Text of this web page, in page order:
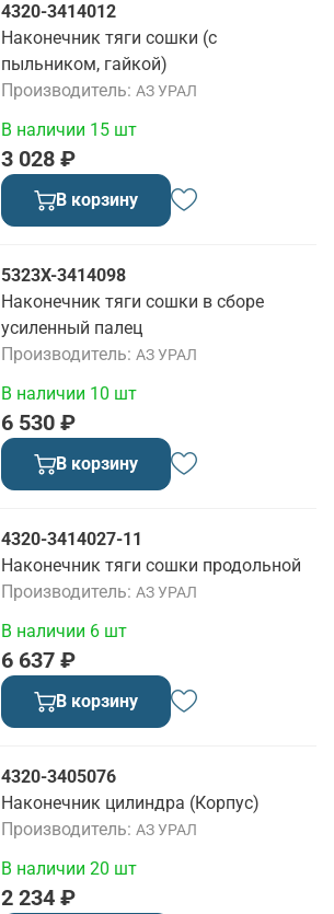
4320-3414012
Наконечник тяги сошки (с
пыльником, гайкой)
Производитель АЗ УРАЛ
3 028 ₽
В наличии 15 шт
В корзину
5323Х-3414098
Наконечник тяги сошки в сборе
усиленный палец
Производитель АЗ УРАЛ
6 530 ₽
В наличии 10 шт
В корзину
4320-3414027-11
Наконечник тяги сошки продольной
Производитель АЗ УРАЛ
6 637 ₽
В наличии 6 шт
В корзину
4320-3405076
Наконечник цилиндра (Корпус)
Производитель АЗ УРАЛ
2 234 ₽
В наличии 20 шт